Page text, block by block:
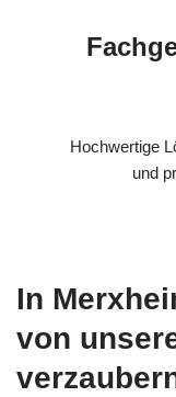
Hochwertige
und
In
von